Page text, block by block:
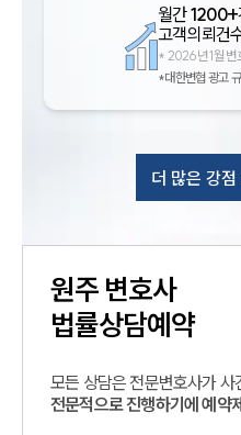
월간1200+
고객의뢰건
* 2026년 1월 변
*대한변협 광고
더 많은 강점
원주 변호사
법률상담예약
모든 상담은 전문변호사가 사
전문적으로 진행하기에 예약